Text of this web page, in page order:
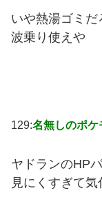
いや熱湯ゴミだ
波乗り使えや
129:名無しのポケ
ヤドランのHP
見にくすぎて